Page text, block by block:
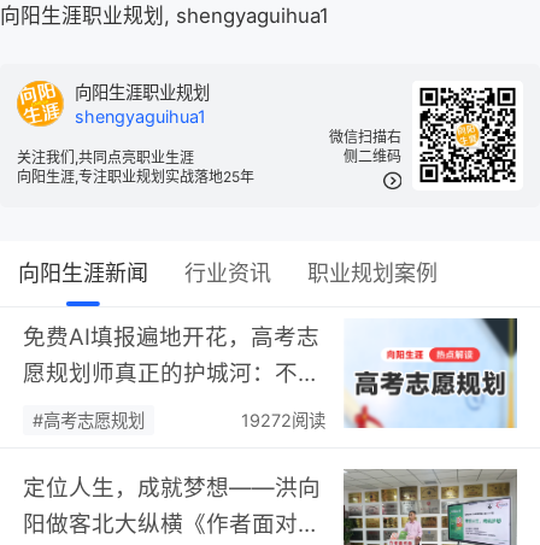
向阳生涯职业规划, shengyaguihua1
微信扫描右
侧二维码
向阳生涯职业规划
shengyaguihua1
关注我们,共同点亮职业生涯
向阳生涯,专注职业规划实战落地25年
向阳生涯新闻 行业资讯 职业规划案例
免费AI填报遍地开花，高考志
愿规划师真正的护城河：不靠
数据，靠“人”…
#高考志愿规划 19272阅读
定位人生，成就梦想——洪向
阳做客北大纵横《作者面对